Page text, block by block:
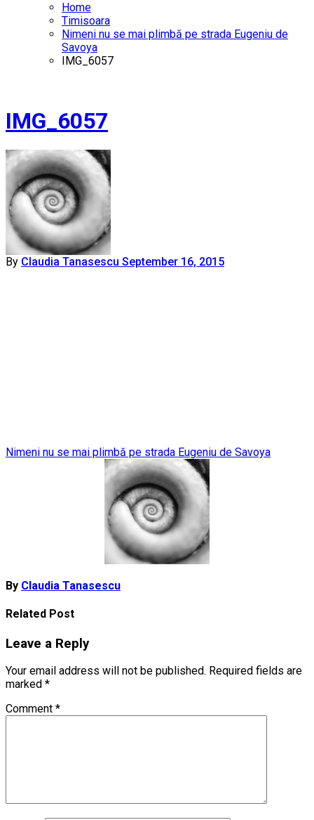
Home
Timisoara
Nimeni nu se mai plimbă pe strada Eugeniu de
Savoya
IMG_6057
IMG_6057
By Claudia Tanasescu September 16, 2015
Post
Nimeni nu se mai plimbă pe strada Eugeniu de Savoya
By Claudia Tanasescu
Related Post
Leave a Reply
Your email address will not be published. Required fields are
marked *
Comment *